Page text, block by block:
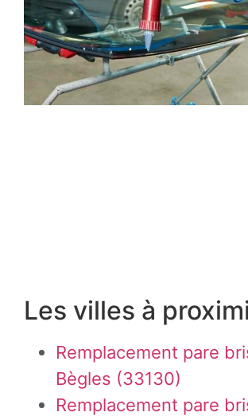
Les villes à
Remplacement pare
Bègles (33130)
Remplacement pare